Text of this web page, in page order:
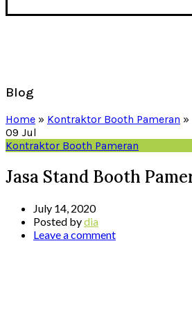
Blog
Home » Kontraktor Booth Pameran »
09 Jul
Kontraktor Booth Pameran
Jasa Stand Booth
July 14, 2020
Posted bydia
Leave a comment